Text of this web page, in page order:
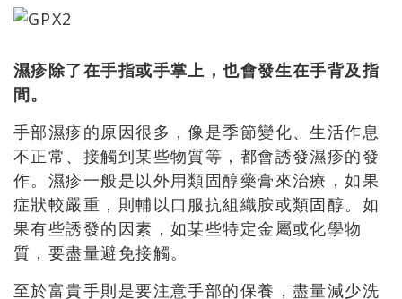
濕疹除了在手指或手掌上，也會發生在手背及指
間。
手部濕疹的原因很多，像是季節變化、生活作息
不正常、接觸到某些物質等，都會誘發濕疹的發
作。濕疹一般是以外用類固醇藥膏來治療，如果
症狀較嚴重，則輔以口服抗組織胺或類固醇。如
果有些誘發的因素，如某些特定金屬或化學物
質，要盡量避免接觸。
至於富貴手則是要注意手部的保養，盡量減少洗